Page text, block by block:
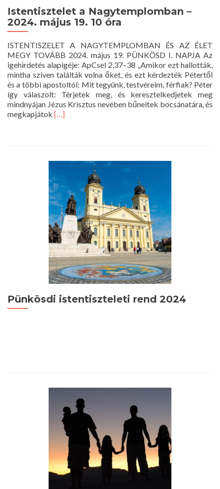
Nagytemplomban
–
2024.
20.
10
óra
Istentisztelet a Nagytemplomban –
2024. május 19. 10 óra
ISTENTISZELET A NAGYTEMPLOMBAN ÉS AZ ÉLET
MEGY TOVÁBB 2024. május 19. PÜNKÖSD I. NAPJA Az
igehirdetés alapigéje: ApCsel 2,37–38 „Amikor ezt hallották,
mintha szíven találták volna őket, és ezt kérdezték Pétertől
és a többi apostoltól: Mit tegyünk, testvéreim, férfiak? Péter
így válaszolt: Térjetek meg, és keresztelkedjetek meg
mindnyájan Jézus Krisztus nevében bűneitek bocsánatára, és
megkapjátok Read
Nagytemplomban
2024.
május
19.
10
óra
[…]
Pünkösdi istentiszteleti rend 2024